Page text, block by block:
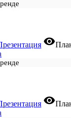
visibility
visibility